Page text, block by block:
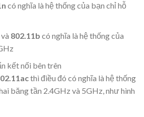
có nghĩa là hệ thống của bạn chỉ hỗ
và 802.11b có nghĩa là hệ thống của
kết nối bên trên
thì điều đó có nghĩa là hệ thống
băng tần 2.4GHz và 5GHz, như hình